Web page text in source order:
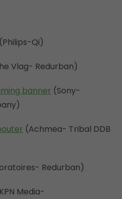
(Philips-Qi)
Vlag- Redurban)
banner (Sony-
(Achmea- Tribal DDB
Redurban)
Media-